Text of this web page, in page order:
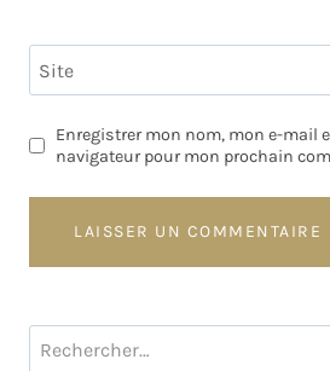
Site
Enregistrer mon nom, mon e-mail
navigateur pour mon prochain
Rechercher :